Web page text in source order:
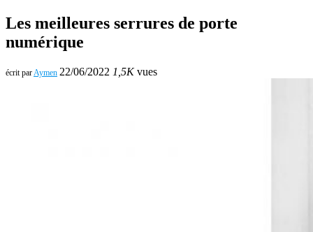
Les meilleures serrures de porte
numérique
écrit parAymen 22/06/2022 1,5Kvues